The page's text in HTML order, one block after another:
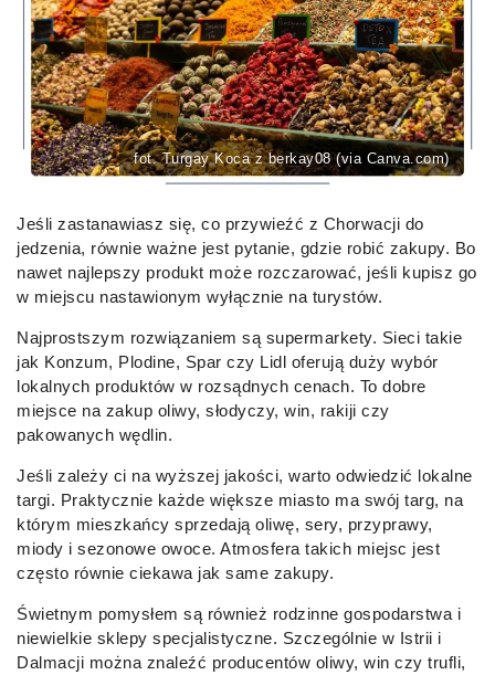
fot. Turgay Koca z berkay08 (via Canva.com)
Jeśli zastanawiasz się, co przywieźć z Chorwacji do
jedzenia, równie ważne jest pytanie, gdzie robić zakupy. Bo
nawet najlepszy produkt może rozczarować, jeśli kupisz go
w miejscu nastawionym wyłącznie na turystów.
Najprostszym rozwiązaniem są supermarkety. Sieci takie
jak Konzum, Plodine, Spar czy Lidl oferują duży wybór
lokalnych produktów w rozsądnych cenach. To dobre
miejsce na zakup oliwy, słodyczy, win, rakiji czy
pakowanych wędlin.
Jeśli zależy ci na wyższej jakości, warto odwiedzić lokalne
targi. Praktycznie każde większe miasto ma swój targ, na
którym mieszkańcy sprzedają oliwę, sery, przyprawy,
miody i sezonowe owoce. Atmosfera takich miejsc jest
często równie ciekawa jak same zakupy.
Świetnym pomysłem są również rodzinne gospodarstwa i
niewielkie sklepy specjalistyczne. Szczególnie w Istrii i
Dalmacji można znaleźć producentów oliwy, win czy trufli,